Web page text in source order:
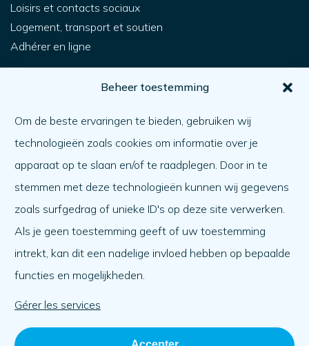
Beheer toestemming
Om de beste ervaringen te bieden, gebruiken wij
technologieën zoals cookies om informatie over je
apparaat op te slaan en/of te raadplegen. Door in te
stemmen met deze technologieën kunnen wij gegevens
zoals surfgedrag of unieke ID's op deze site verwerken.
Als je geen toestemming geeft of uw toestemming
intrekt, kan dit een nadelige invloed hebben op bepaalde
functies en mogelijkheden.
Gérer les services
Loisirs et contacts sociaux
Logement, transport et soutien
Adhérer en ligne
Quoi de neuf ?
Ordre du jour
A propos de nous
A propos de nous
Travailler à
L'équipe